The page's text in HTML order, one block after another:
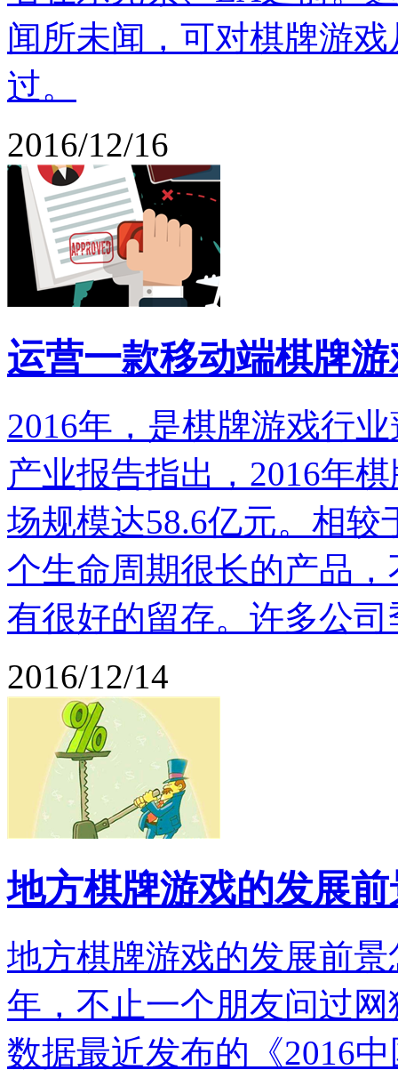
闻所未闻，可对棋牌游
过。
2016/12/16
运营一款移动端棋牌
2016年，是棋牌游戏行
产业报告指出，2016年
场规模达58.6亿元。相
个生命周期很长的产品
有很好的留存。许多公
2016/12/14
地方棋牌游戏的发展
地方棋牌游戏的发展前
年，不止一个朋友问过
数据最近发布的《2016